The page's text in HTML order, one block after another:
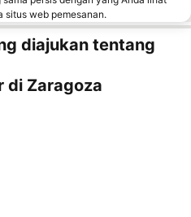
situs web pemesanan.
diajukan tentang
di Zaragoza